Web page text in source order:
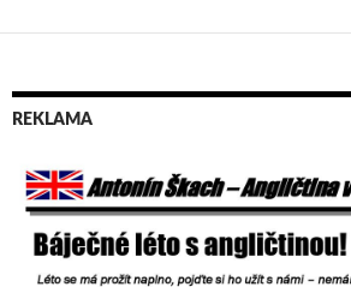
REKLAMA